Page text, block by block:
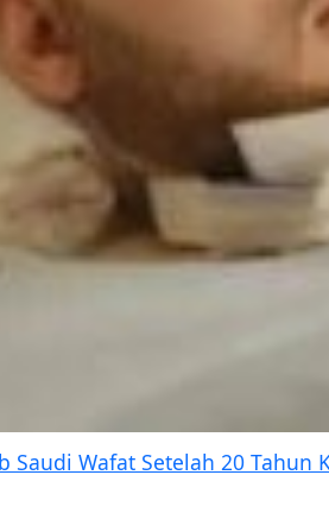
Saudi Wafat Setelah 20 Tahun